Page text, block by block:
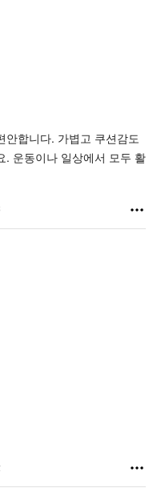
안합니다. 가볍고 쿠션감도
. 운동이나 일상에서 모두 활